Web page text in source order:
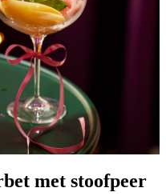
met stoofpeer